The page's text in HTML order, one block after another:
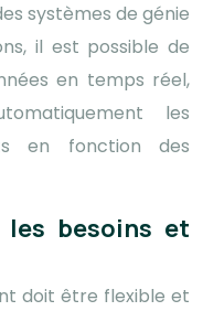
systèmes de génie
il est possible de
en temps réel,
les
en fonction des
besoins et
doit être flexible et